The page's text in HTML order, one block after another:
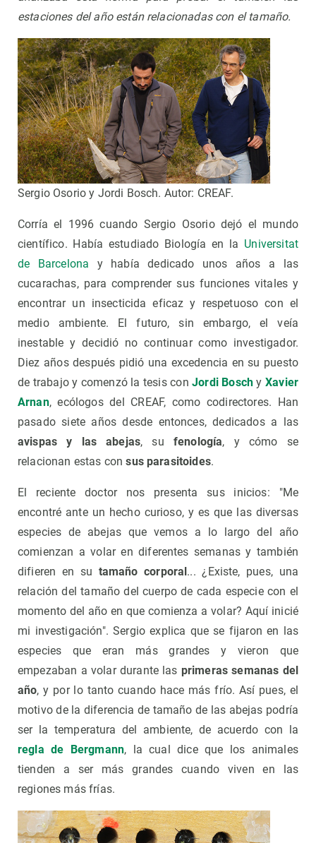
estaciones del año están relacionadas con el tamaño.
Sergio Osorio y Jordi Bosch. Autor: CREAF.
Corría el 1996 cuando Sergio Osorio dejó el mundo
científico. Había estudiado Biología en la Universitat
de Barcelona y había dedicado unos años a las
cucarachas, para comprender sus funciones vitales y
encontrar un insecticida eficaz y respetuoso con el
medio ambiente. El futuro, sin embargo, el veía
inestable y decidió no continuar como investigador.
Diez años después pidió una excedencia en su puesto
de trabajo y comenzó la tesis conJordi Bosch yXavier
Arnan, ecólogos del CREAF, como codirectores. Han
pasado siete años desde entonces, dedicados a las
avispas y las abejas, su fenología, y cómo se
relacionan estas consus parasitoides.
El reciente doctor nos presenta sus inicios: "Me
encontré ante un hecho curioso, y es que las diversas
especies de abejas que vemos a lo largo del año
comienzan a volar en diferentes semanas y también
difieren en su tamaño corporal... ¿Existe, pues, una
relación del tamaño del cuerpo de cada especie con el
momento del año en que comienza a volar? Aquí inicié
mi investigación". Sergio explica que se fijaron en las
especies que eran más grandes y vieron que
empezaban a volar durante las primeras semanas del
año, y por lo tanto cuando hace más frío. Así pues, el
motivo de la diferencia de tamaño de las abejas podría
ser la temperatura del ambiente, de acuerdo con la
regla de Bergmann, la cual dice que los animales
tienden a ser más grandes cuando viven en las
regiones más frías.